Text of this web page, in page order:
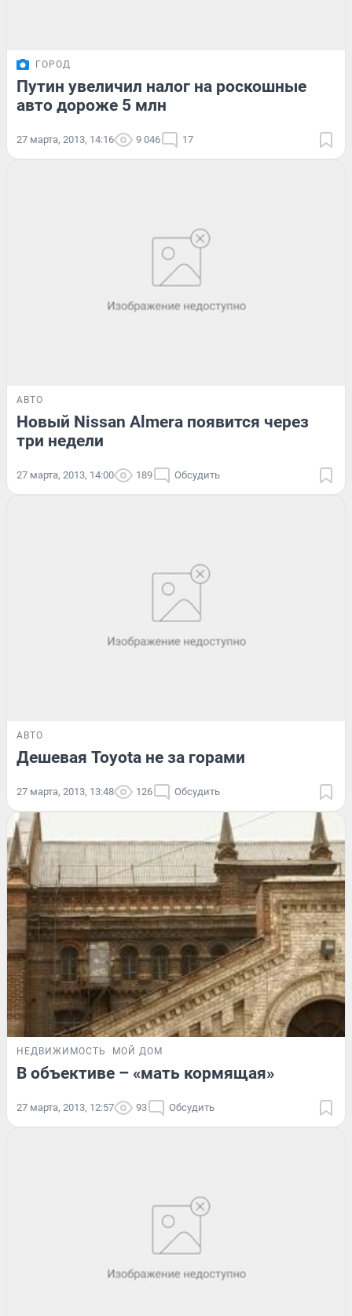
ГОРОД
Путин увеличил налог на роскошные
авто дороже 5 млн
27 марта, 2013, 14:16 9 046 17
АВТО
Новый Nissan Almera появится через
три недели
27 марта, 2013, 14:00 189 Обсудить
АВТО
Дешевая Toyota не за горами
27 марта, 2013, 13:48 126 Обсудить
НЕДВИЖИМОСТЬ МОЙ ДОМ
В объективе – «мать кормящая»
27 марта, 2013, 12:57 93 Обсудить